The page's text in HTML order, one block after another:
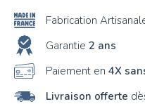
Fabrication
Garantie 2 ans
Paiement en 4X
Livraison offerte